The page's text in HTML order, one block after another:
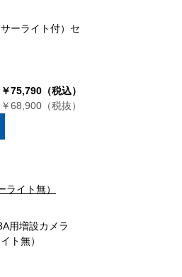
ーライト付）セ
￥75,790（税込）
￥68,900（税抜）
イト無）
用増設カメラ
ト無）